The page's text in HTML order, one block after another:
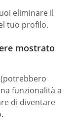
eliminare il
tuo profilo.
mostrato
funzionalità a
di diventare